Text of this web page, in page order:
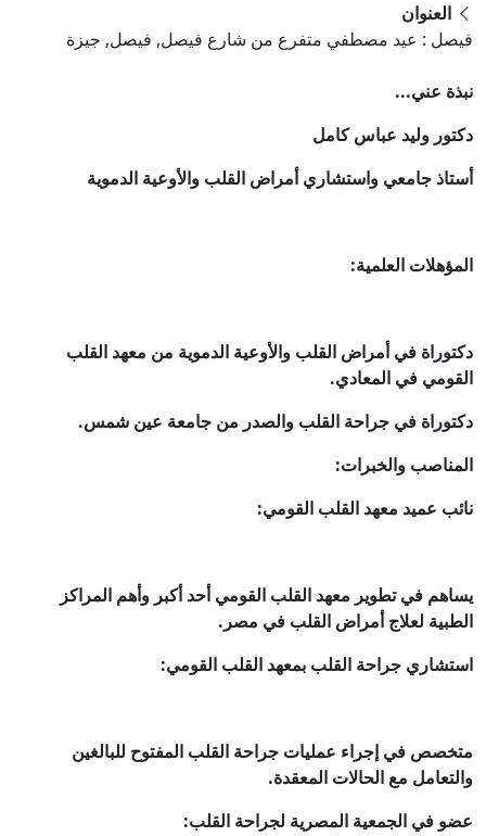
العنوان
فيصل : عيد مصطفي متفرع من شارع فيصل, فيصل, جيزة
نبذة عني...
دكتور وليد عباس كامل
أستاذ جامعي واستشاري أمراض القلب والأوعية الدموية
المؤهلات العلمية:
دكتوراة في أمراض القلب والأوعية الدموية من معهد القلب
القومي في المعادي.
دكتوراة في جراحة القلب والصدر من جامعة عين شمس.
المناصب والخبرات:
نائب عميد معهد القلب القومي:
يساهم في تطوير معهد القلب القومي أحد أكبر وأهم المراكز
الطبية لعلاج أمراض القلب في مصر.
استشاري جراحة القلب بمعهد القلب القومي:
متخصص في إجراء عمليات جراحة القلب المفتوح للبالغين
والتعامل مع الحالات المعقدة.
عضو في الجمعية المصرية لجراحة القلب: